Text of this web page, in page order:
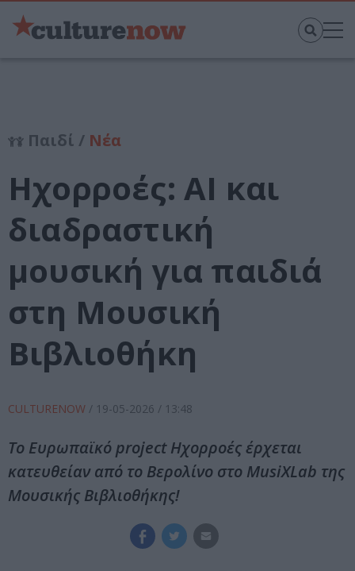
Παιδί / Νέα
Ηχορροές: AI και
διαδραστική
μουσική για παιδιά
στη Μουσική
Βιβλιοθήκη
CULTURENOW / 19-05-2026 / 13:48
Το Ευρωπαϊκό project Ηχορροές έρχεται
κατευθείαν από το Βερολίνο στο MusiXLab της
Μουσικής Βιβλιοθήκης!